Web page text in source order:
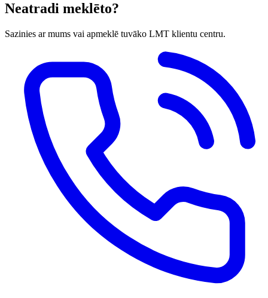
Neatradi meklēto?
Sazinies ar mums vai apmeklē tuvāko LMT klientu centru.